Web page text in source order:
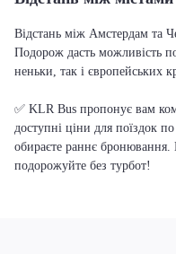
Відстань між Амстердам та
Подорож дасть можливість
неньки, так і європейських
✅ KLR Bus пропонує вам
доступні ціни для поїздок
обираєте раннє
подорожуйте без турбот!